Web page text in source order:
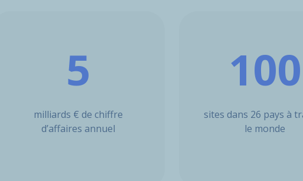
5
milliards € de chiffre
d’affaires annuel
100
sites dans 26 pays à
le monde